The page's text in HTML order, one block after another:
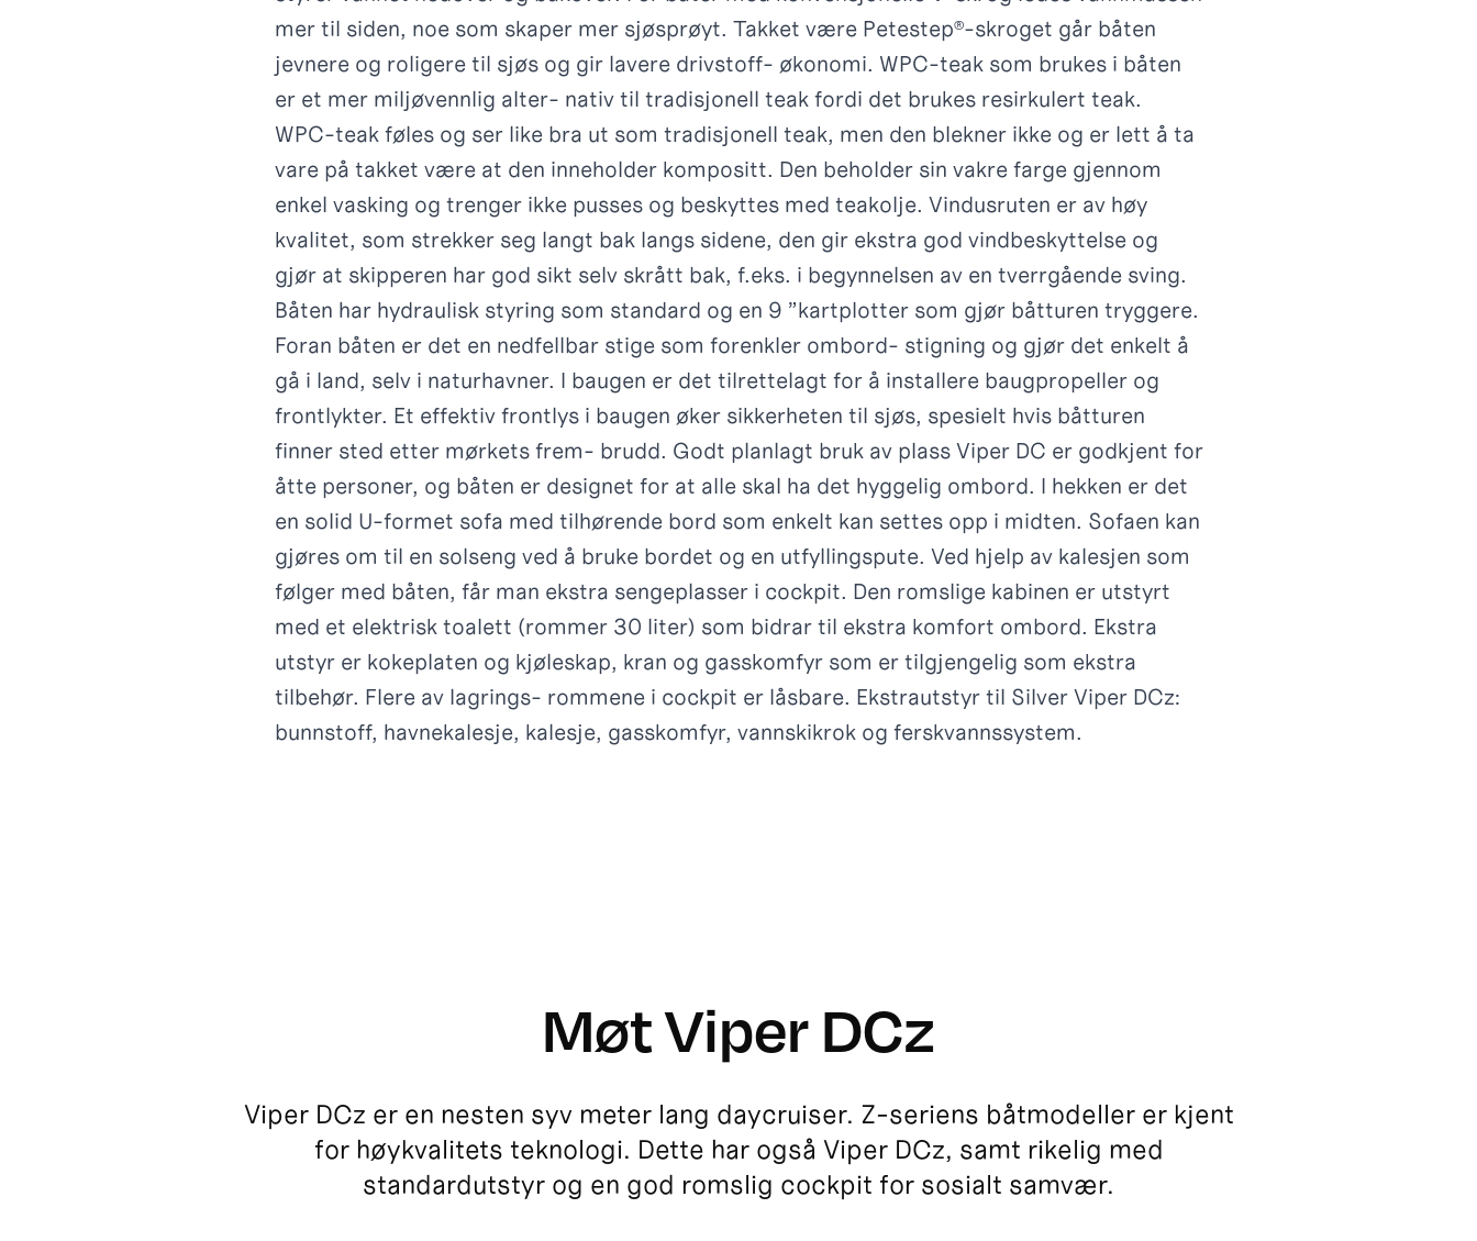
mer til siden, noe som skaper mer sjøsprøyt. Takket være Petestep®-skroget går båten
jevnere og roligere til sjøs og gir lavere drivstoff- økonomi. WPC-teak som brukes i båten
er et mer miljøvennlig alter- nativ til tradisjonell teak fordi det brukes resirkulert teak.
WPC-teak føles og ser like bra ut som tradisjonell teak, men den blekner ikke og er lett å ta
vare på takket være at den inneholder kompositt. Den beholder sin vakre farge gjennom
enkel vasking og trenger ikke pusses og beskyttes med teakolje. Vindusruten er av høy
kvalitet, som strekker seg langt bak langs sidene, den gir ekstra god vindbeskyttelse og
gjør at skipperen har god sikt selv skrått bak, f.eks. i begynnelsen av en tverrgående sving.
Båten har hydraulisk styring som standard og en 9 ”kartplotter som gjør båtturen tryggere.
Foran båten er det en nedfellbar stige som forenkler ombord- stigning og gjør det enkelt å
gå i land, selv i naturhavner. I baugen er det tilrettelagt for å installere baugpropeller og
frontlykter. Et effektiv frontlys i baugen øker sikkerheten til sjøs, spesielt hvis båtturen
finner sted etter mørkets frem- brudd. Godt planlagt bruk av plass Viper DC er godkjent for
åtte personer, og båten er designet for at alle skal ha det hyggelig ombord. I hekken er det
en solid U-formet sofa med tilhørende bord som enkelt kan settes opp i midten. Sofaen kan
gjøres om til en solseng ved å bruke bordet og en utfyllingspute. Ved hjelp av kalesjen som
følger med båten, får man ekstra sengeplasser i cockpit. Den romslige kabinen er utstyrt
med et elektrisk toalett (rommer 30 liter) som bidrar til ekstra komfort ombord. Ekstra
utstyr er kokeplaten og kjøleskap, kran og gasskomfyr som er tilgjengelig som ekstra
tilbehør. Flere av lagrings- rommene i cockpit er låsbare. Ekstrautstyr til Silver Viper DCz:
bunnstoff, havnekalesje, kalesje, gasskomfyr, vannskikrok og ferskvannssystem.
Møt Viper DCz
Viper DCz er en nesten syv meter lang daycruiser. Z-seriens båtmodeller er kjent
for høykvalitets teknologi. Dette har også Viper DCz, samt rikelig med
standardutstyr og en god romslig cockpit for sosialt samvær.